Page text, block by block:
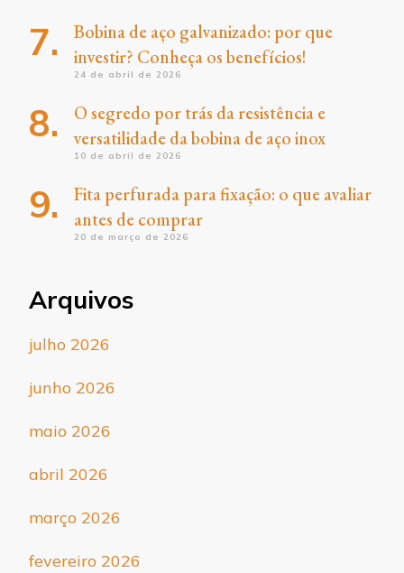
Bobina de aço galvanizado: por que
investir? Conheça os benefícios!
24 de abril de 2026
O segredo por trás da resistência e
versatilidade da bobina de aço inox
10 de abril de 2026
Fita perfurada para fixação: o que avaliar
antes de comprar
20 de março de 2026
Arquivos
julho 2026
junho 2026
maio 2026
abril 2026
março 2026
fevereiro 2026